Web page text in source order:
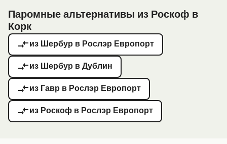
Паромные альтернативы из Роскоф в
Корк
из Шербур в Рослэр Европорт
из Шербур в Дублин
из Гавр в Рослэр Европорт
из Роскоф в Рослэр Европорт